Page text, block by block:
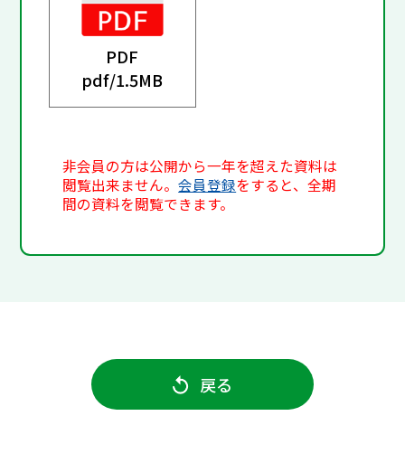
PDF
pdf/1.5MB
非会員の方は公開から一年を超えた資料は
閲覧出来ません。会員登録をすると、全期
間の資料を閲覧できます。
戻る